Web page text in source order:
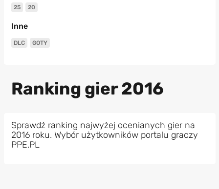
25 20
Inne
DLC GOTY
Ranking gier 2016
Sprawdź ranking najwyżej ocenianych gier na
2016 roku. Wybór użytkowników portalu graczy
PPE.PL